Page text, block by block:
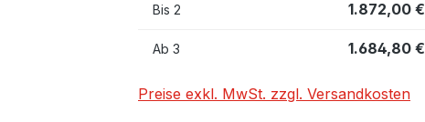
Bis 2 1.872,00 €
Ab 3 1.684,80 €
Preise exkl. MwSt. zzgl. Versandkosten